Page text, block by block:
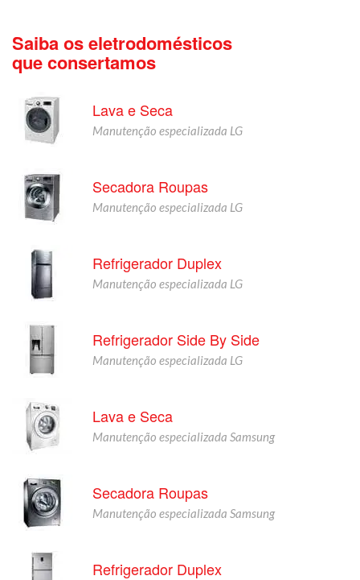
Saiba os eletrodomésticos
que consertamos
Lava e Seca
Manutenção especializada LG
Secadora Roupas
Manutenção especializada LG
Refrigerador Duplex
Manutenção especializada LG
Refrigerador Side By Side
Manutenção especializada LG
Lava e Seca
Manutenção especializada Samsung
Secadora Roupas
Manutenção especializada Samsung
Refrigerador Duplex